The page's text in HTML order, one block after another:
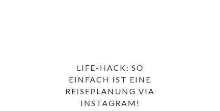
LIFE-HACK: SO
EINFACH IST EINE
REISEPLANUNG VIA
INSTAGRAM!